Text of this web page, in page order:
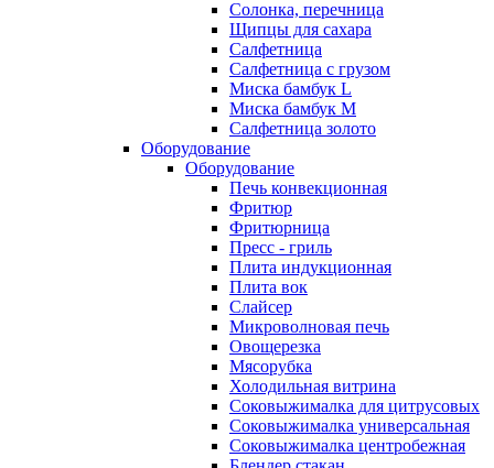
Солонка, перечница
Щипцы для сахара
Салфетница
Салфетница с грузом
Миска бамбук L
Миска бамбук M
Салфетница золото
Оборудование
Оборудование
Печь конвекционная
Фритюр
Фритюрница
Пресс - гриль
Плита индукционная
Плита вок
Слайсер
Микроволновая печь
Овощерезка
Мясорубка
Холодильная витрина
Соковыжималка для цитрусовых
Соковыжималка универсальная
Соковыжималка центробежная